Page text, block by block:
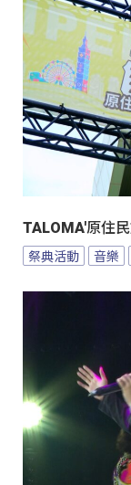
TALOMA'原住
祭典活動 音樂